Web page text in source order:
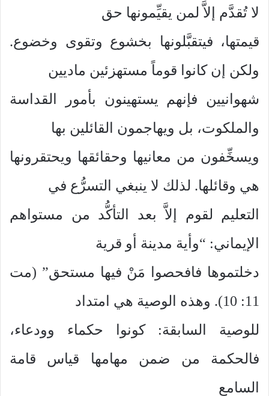
لا تُقدَّم إلاَّ لمن يقيِّمونها حق
قيمتها، فيتقبَّلونها بخشوع وتقوى وخضوع.
ولكن إن كانوا قوماً مستهزئين ماديين
شهوانيين فإنهم يستهينون بأمور القداسة
والملكوت، بل ويهاجمون القائلين بها
ويسخِّفون من معانيها وحقائقها ويحتقرونها
هي وقائلها. لذلك لا ينبغي التسرُّع في
التعليم لقوم إلاَّ بعد التأكُّد من مستواهم
الإيماني: “وأية مدينة أو قرية
دخلتموها فافحصوا مَنْ فيها مستحق” (مت
11: 10). وهذه الوصية هي امتداد
للوصية السابقة: كونوا حكماء وودعاء،
فالحكمة من ضمن مهامها قياس قامة
السامع